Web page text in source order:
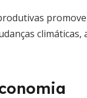
climáticas,